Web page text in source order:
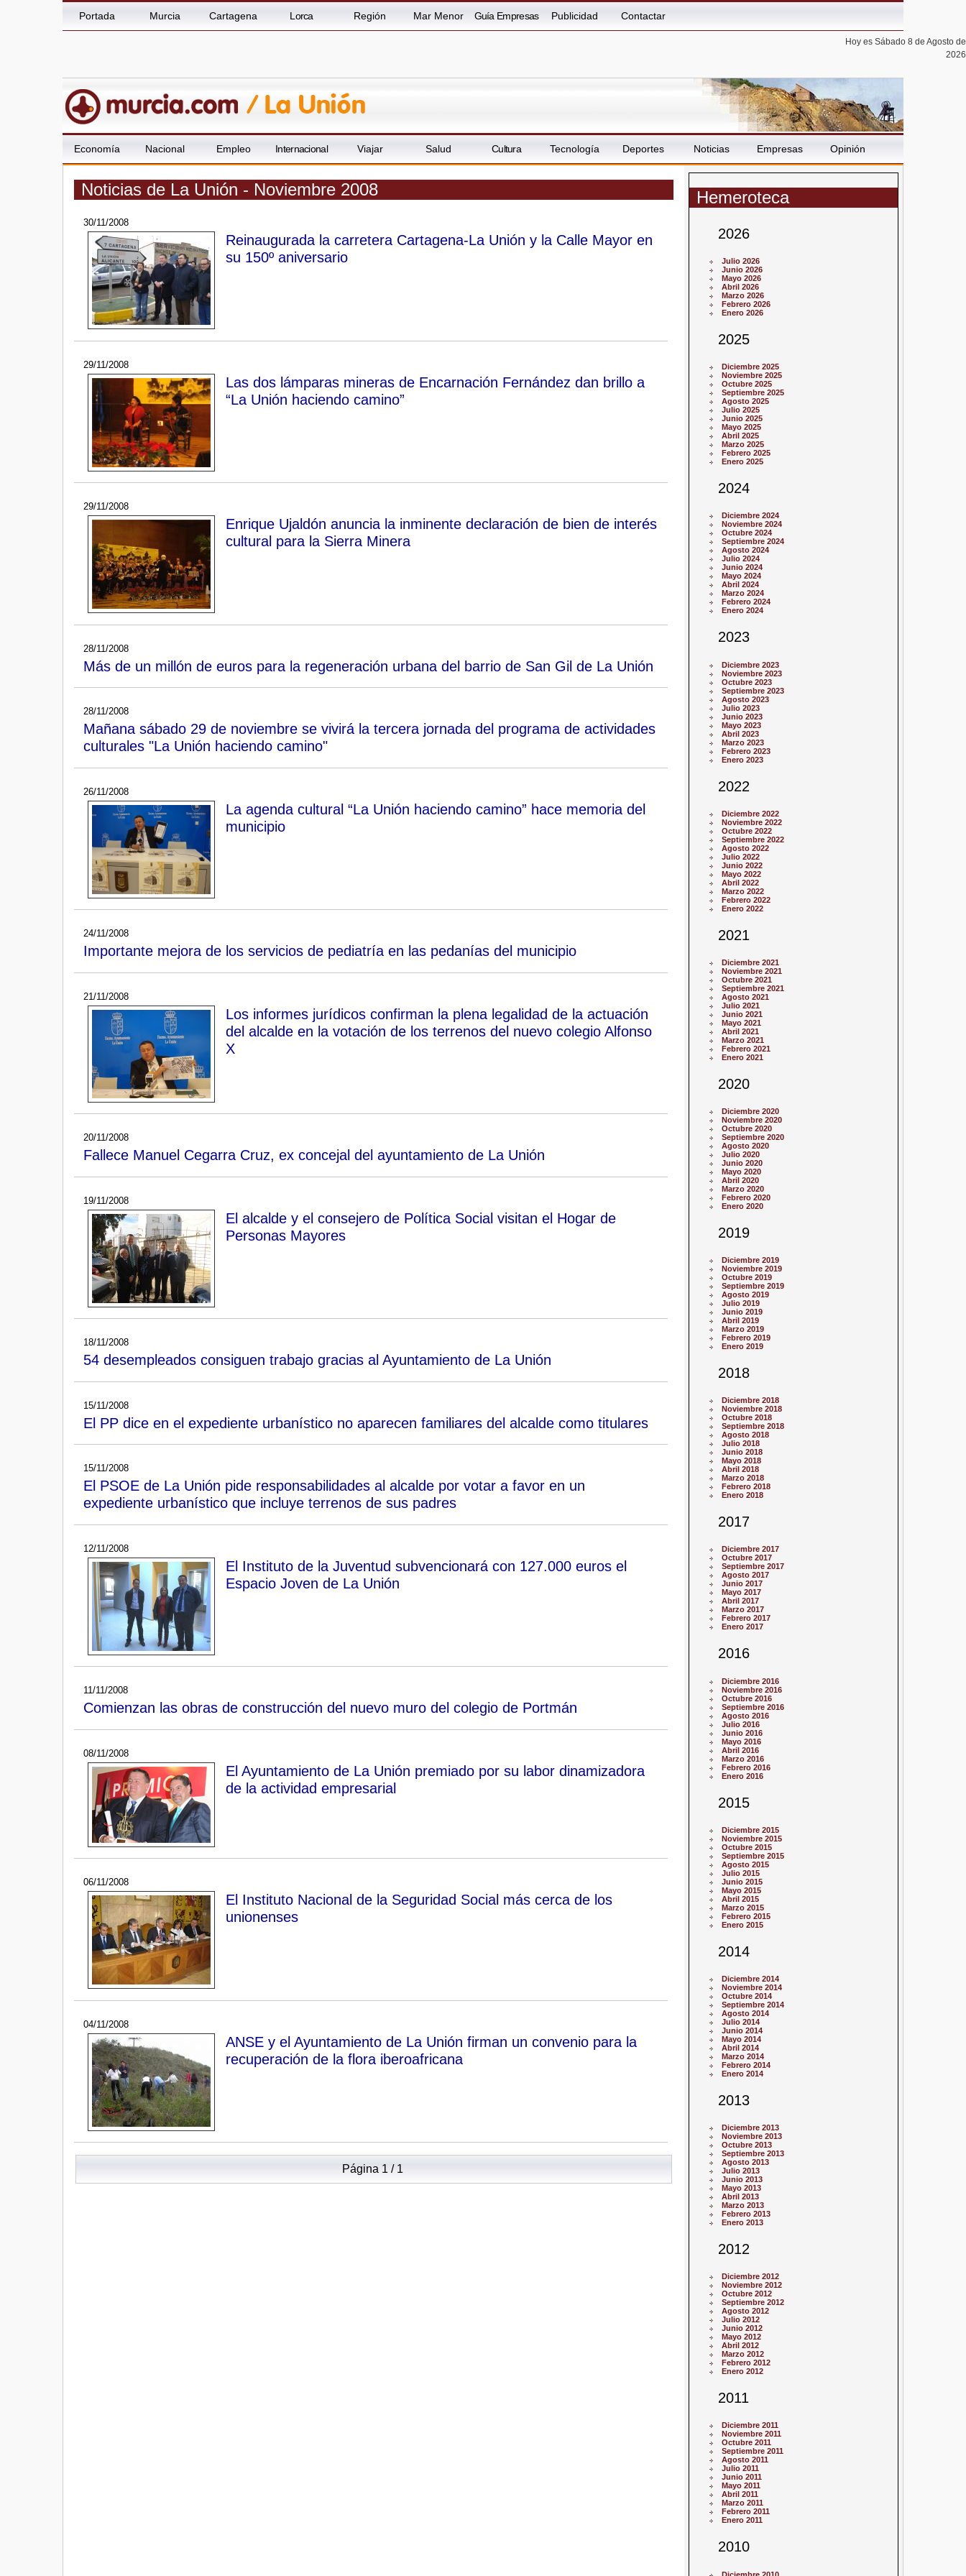
Portada Murcia Cartagena Lorca Región Mar Menor Guía Empresas Publicidad Contactar
Hoy es Sábado 8 de Agosto de
2026
Economía Nacional Empleo Internacional Viajar Salud Cultura Tecnología Deportes Noticias Empresas Opinión
Noticias de La Unión - Noviembre 2008
30/11/2008
Reinaugurada la carretera Cartagena-La Unión y la Calle Mayor en
su 150º aniversario
29/11/2008
Las dos lámparas mineras de Encarnación Fernández dan brillo a
“La Unión haciendo camino”
29/11/2008
Enrique Ujaldón anuncia la inminente declaración de bien de interés
cultural para la Sierra Minera
28/11/2008
Más de un millón de euros para la regeneración urbana del barrio de San Gil de La Unión
28/11/2008
Mañana sábado 29 de noviembre se vivirá la tercera jornada del programa de actividades
culturales "La Unión haciendo camino"
26/11/2008
La agenda cultural “La Unión haciendo camino” hace memoria del
municipio
24/11/2008
Importante mejora de los servicios de pediatría en las pedanías del municipio
21/11/2008
Los informes jurídicos confirman la plena legalidad de la actuación
del alcalde en la votación de los terrenos del nuevo colegio Alfonso
X
20/11/2008
Fallece Manuel Cegarra Cruz, ex concejal del ayuntamiento de La Unión
19/11/2008
El alcalde y el consejero de Política Social visitan el Hogar de
Personas Mayores
18/11/2008
54 desempleados consiguen trabajo gracias al Ayuntamiento de La Unión
15/11/2008
El PP dice en el expediente urbanístico no aparecen familiares del alcalde como titulares
15/11/2008
El PSOE de La Unión pide responsabilidades al alcalde por votar a favor en un
expediente urbanístico que incluye terrenos de sus padres
12/11/2008
El Instituto de la Juventud subvencionará con 127.000 euros el
Espacio Joven de La Unión
11/11/2008
Comienzan las obras de construcción del nuevo muro del colegio de Portmán
08/11/2008
El Ayuntamiento de La Unión premiado por su labor dinamizadora
de la actividad empresarial
06/11/2008
El Instituto Nacional de la Seguridad Social más cerca de los
unionenses
04/11/2008
ANSE y el Ayuntamiento de La Unión firman un convenio para la
recuperación de la flora iberoafricana
Página 1 / 1
Hemeroteca
2026
Julio 2026
Junio 2026
Mayo 2026
Abril 2026
Marzo 2026
Febrero 2026
Enero 2026
2025
Diciembre 2025
Noviembre 2025
Octubre 2025
Septiembre 2025
Agosto 2025
Julio 2025
Junio 2025
Mayo 2025
Abril 2025
Marzo 2025
Febrero 2025
Enero 2025
2024
Diciembre 2024
Noviembre 2024
Octubre 2024
Septiembre 2024
Agosto 2024
Julio 2024
Junio 2024
Mayo 2024
Abril 2024
Marzo 2024
Febrero 2024
Enero 2024
2023
Diciembre 2023
Noviembre 2023
Octubre 2023
Septiembre 2023
Agosto 2023
Julio 2023
Junio 2023
Mayo 2023
Abril 2023
Marzo 2023
Febrero 2023
Enero 2023
2022
Diciembre 2022
Noviembre 2022
Octubre 2022
Septiembre 2022
Agosto 2022
Julio 2022
Junio 2022
Mayo 2022
Abril 2022
Marzo 2022
Febrero 2022
Enero 2022
2021
Diciembre 2021
Noviembre 2021
Octubre 2021
Septiembre 2021
Agosto 2021
Julio 2021
Junio 2021
Mayo 2021
Abril 2021
Marzo 2021
Febrero 2021
Enero 2021
2020
Diciembre 2020
Noviembre 2020
Octubre 2020
Septiembre 2020
Agosto 2020
Julio 2020
Junio 2020
Mayo 2020
Abril 2020
Marzo 2020
Febrero 2020
Enero 2020
2019
Diciembre 2019
Noviembre 2019
Octubre 2019
Septiembre 2019
Agosto 2019
Julio 2019
Junio 2019
Abril 2019
Marzo 2019
Febrero 2019
Enero 2019
2018
Diciembre 2018
Noviembre 2018
Octubre 2018
Septiembre 2018
Agosto 2018
Julio 2018
Junio 2018
Mayo 2018
Abril 2018
Marzo 2018
Febrero 2018
Enero 2018
2017
Diciembre 2017
Octubre 2017
Septiembre 2017
Agosto 2017
Junio 2017
Mayo 2017
Abril 2017
Marzo 2017
Febrero 2017
Enero 2017
2016
Diciembre 2016
Noviembre 2016
Octubre 2016
Septiembre 2016
Agosto 2016
Julio 2016
Junio 2016
Mayo 2016
Abril 2016
Marzo 2016
Febrero 2016
Enero 2016
2015
Diciembre 2015
Noviembre 2015
Octubre 2015
Septiembre 2015
Agosto 2015
Julio 2015
Junio 2015
Mayo 2015
Abril 2015
Marzo 2015
Febrero 2015
Enero 2015
2014
Diciembre 2014
Noviembre 2014
Octubre 2014
Septiembre 2014
Agosto 2014
Julio 2014
Junio 2014
Mayo 2014
Abril 2014
Marzo 2014
Febrero 2014
Enero 2014
2013
Diciembre 2013
Noviembre 2013
Octubre 2013
Septiembre 2013
Agosto 2013
Julio 2013
Junio 2013
Mayo 2013
Abril 2013
Marzo 2013
Febrero 2013
Enero 2013
2012
Diciembre 2012
Noviembre 2012
Octubre 2012
Septiembre 2012
Agosto 2012
Julio 2012
Junio 2012
Mayo 2012
Abril 2012
Marzo 2012
Febrero 2012
Enero 2012
2011
Diciembre 2011
Noviembre 2011
Octubre 2011
Septiembre 2011
Agosto 2011
Julio 2011
Junio 2011
Mayo 2011
Abril 2011
Marzo 2011
Febrero 2011
Enero 2011
2010
Diciembre 2010